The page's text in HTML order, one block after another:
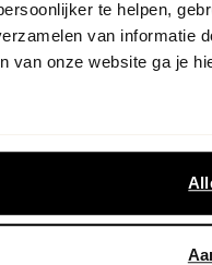
te helpen,
van informatie
van onze website ga je